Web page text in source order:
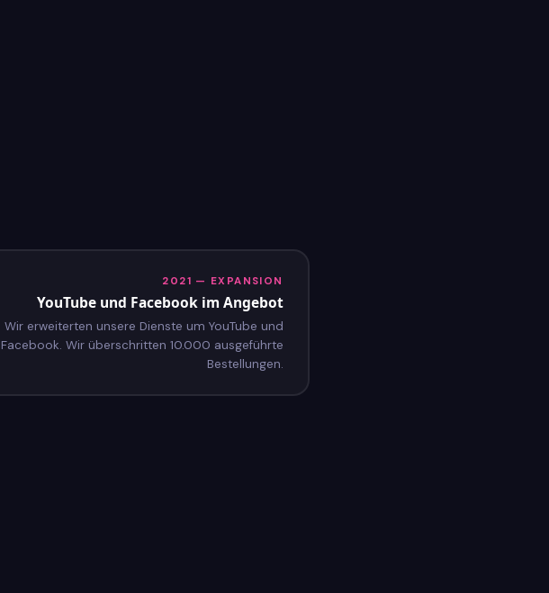
2021 — EXPANSION
YouTube und Facebook im Angebot
Wir erweiterten unsere Dienste um YouTube und
Facebook. Wir überschritten 10.000 ausgeführte
Bestellungen.